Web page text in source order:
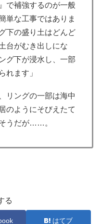
で補強するのが一般
単な工事ではありま
下の盛り土はどんど
台がむき出しにな
グ下が浸水し、一部
れます」
リングの一部は海中
のようにそびえたて
うだが……。
る
はてブ